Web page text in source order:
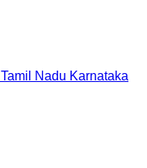
Tamil Nadu Karnataka